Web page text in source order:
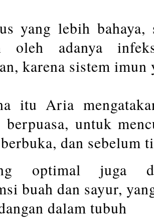
yang lebih
oleh adanya
karena sistem
itu Aria
berpuasa, untuk
dan sebelum
optimal juga
buah dan sayur,
dalam tubuh